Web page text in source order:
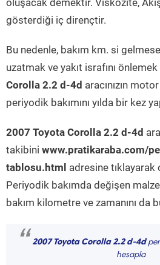
oluşacak demektir. Viskozite,
gösterdiği iç dirençtir.
Bu nedenle, bakım km. si
uzatmak ve yakıt israfını
Corolla 2.2 d-4d aracınızın
periyodik bakımını yılda bir kez
2007 Toyota Corolla 2.2 d-4d
takibini www.pratikaraba.com/
tablosu.html adresine
Periyodik bakımda değişen
bakım kilometre ve zamanını da
“ 2007 Toyota Corolla 2.2 d-4d
hesapla